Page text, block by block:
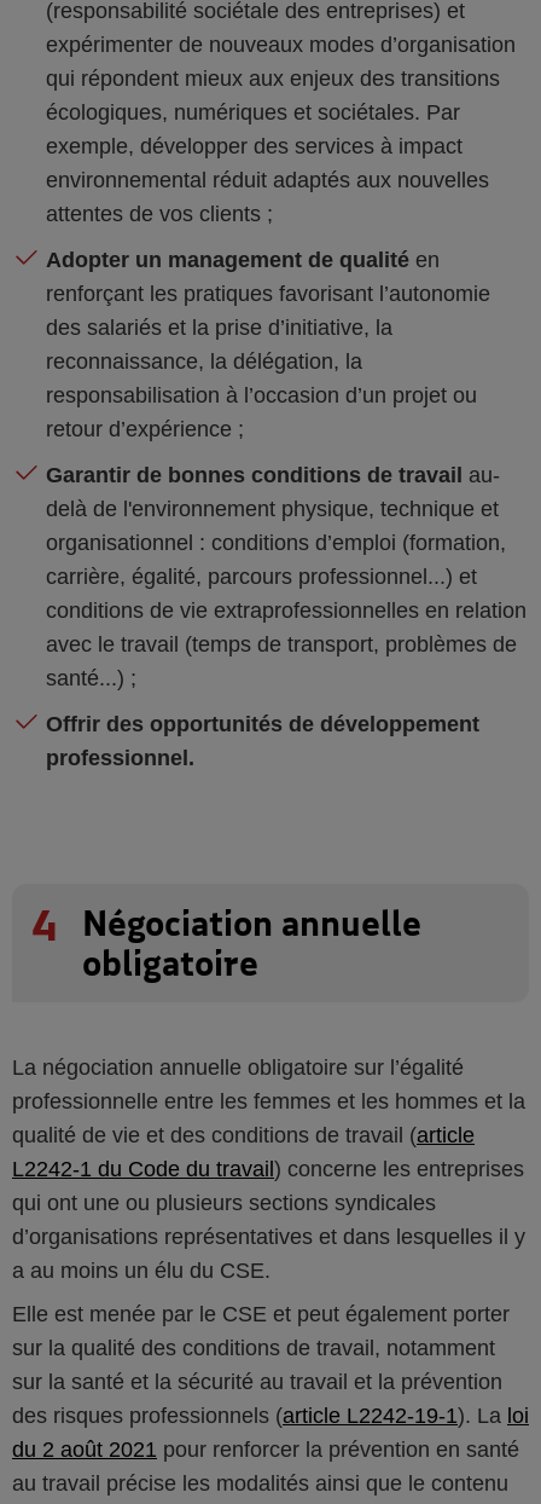
(responsabilité sociétale des entreprises) et
expérimenter de nouveaux modes d’organisation
qui répondent mieux aux enjeux des transitions
écologiques, numériques et sociétales. Par
exemple, développer des services à impact
environnemental réduit adaptés aux nouvelles
attentes de vos clients ;
Adopter un management de qualité en
renforçant les pratiques favorisant l’autonomie
des salariés et la prise d’initiative, la
reconnaissance, la délégation, la
responsabilisation à l’occasion d’un projet ou
retour d’expérience ;
Garantir de bonnes conditions de travail au-
delà de l'environnement physique, technique et
organisationnel : conditions d’emploi (formation,
carrière, égalité, parcours professionnel...) et
conditions de vie extraprofessionnelles en relation
avec le travail (temps de transport, problèmes de
santé...) ;
Offrir des opportunités de développement
professionnel.
4
Négociation annuelle
obligatoire
La négociation annuelle obligatoire sur l’égalité
professionnelle entre les femmes et les hommes et la
qualité de vie et des conditions de travail (article
L2242-1 du Code du travail ) concerne les entreprises
qui ont une ou plusieurs sections syndicales
d’organisations représentatives et dans lesquelles il y
a au moins un élu du CSE.
Elle est menée par le CSE et peut également porter
sur la qualité des conditions de travail, notamment
sur la santé et la sécurité au travail et la prévention
des risques professionnels (article L2242-19-1). La loi
du 2 août 2021 pour renforcer la prévention en santé
au travail précise les modalités ainsi que le contenu